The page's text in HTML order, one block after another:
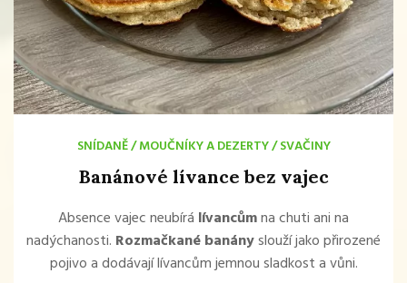
SNÍDANĚ/MOUČNÍKY A DEZERTY/SVAČINY
Banánové lívance bez vajec
Absence vajec neubírá lívancůmna chuti ani na
nadýchanosti. Rozmačkané banányslouží jako přirozené
pojivo a dodávají lívancům jemnou sladkost a vůni.